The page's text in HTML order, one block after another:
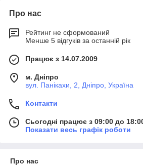
Про нас
Рейтинг не сформований
Менше 5 відгуків за останній рік
Працює з 14.07.2009
м. Дніпро
вул. Панікахи, 2, Дніпро, Україна
Контакти
Сьогодні працює з 09:00 до
Показати весь графік роботи
Про нас